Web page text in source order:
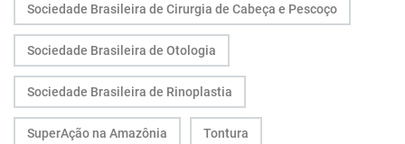
Sociedade Brasileira de Cirurgia de Cabeça e Pescoço
Sociedade Brasileira de Otologia
Sociedade Brasileira de Rinoplastia
SuperAção na Amazônia Tontura